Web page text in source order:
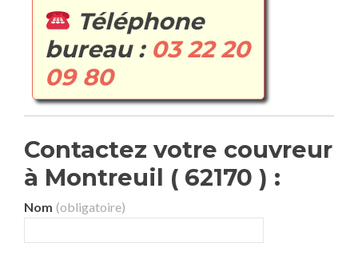
Téléphone
bureau : 03 22 20
09 80
Contactez votre couvreur
à Montreuil ( 62170 ) :
Nom (obligatoire)